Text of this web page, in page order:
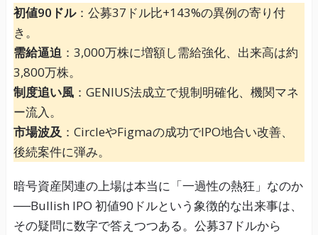
初値90ドル：公募37ドル比+143%の異例の寄り付
き。
需給逼迫：3,000万株に増額し需給強化、出来高は約
3,800万株。
制度追い風：GENIUS法成立で規制明確化、機関マネ
ー流入。
市場波及 ：CircleやFigmaの成功でIPO地合い改善、
後続案件に弾み。
暗号資産関連の上場は本当に「一過性の熱狂」なのか
──Bullish IPO 初値90ドルという象徴的な出来事は、
その疑問に数字で答えつつある。公募37ドルから